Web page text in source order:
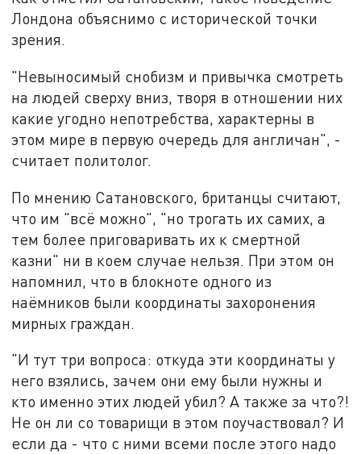
Лондона объяснимо с исторической точки
зрения.
"Невыносимый снобизм и привычка смотреть
на людей сверху вниз, творя в отношении них
какие угодно непотребства, характерны в
этом мире в первую очередь для англичан", -
считает политолог.
По мнению Сатановского, британцы считают,
что им "всё можно", "но трогать их самих, а
тем более приговаривать их к смертной
казни" ни в коем случае нельзя. При этом он
напомнил, что в блокноте одного из
наёмников были координаты захоронения
мирных граждан.
"И тут три вопроса: откуда эти координаты у
него взялись, зачем они ему были нужны и
кто именно этих людей убил? А также за что?!
Не он ли со товарищи в этом поучаствовал? И
если да - что с ними всеми после этого надо